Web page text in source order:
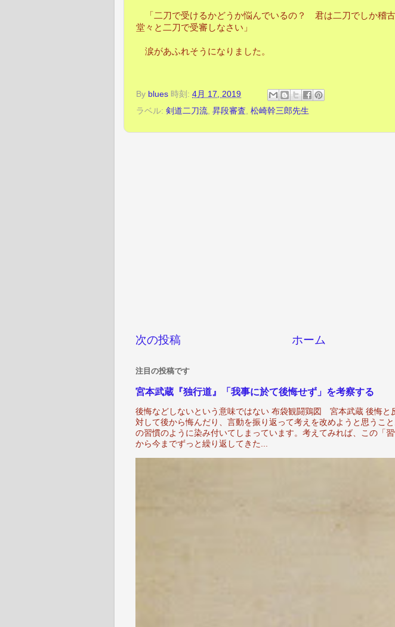
「二刀で受けるかどうか悩んでいるの？ 君は二刀でしか稽古
堂々と二刀で受審しなさい」
涙があふれそうになりました。
By blues 時刻: 4月 17, 2019
ラベル: 剣道二刀流, 昇段審査, 松崎幹三郎先生
次の投稿 ホーム
注目の投稿です
宮本武蔵『独行道』「我事に於て後悔せず」を考察する
後悔などしないという意味ではない 布袋観闘鶏図 宮本武蔵 後悔
対して後から悔んだり、言動を振り返って考えを改めようと思うこ
の習慣のように染み付いてしまっています。考えてみれば、この「
から今までずっと繰り返してきた...